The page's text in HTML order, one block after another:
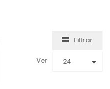
Filtrar
Ver 24